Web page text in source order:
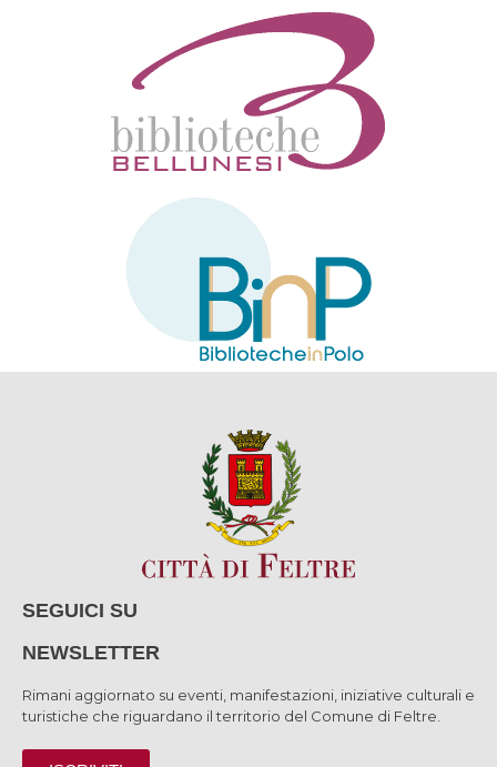
SEGUICI SU
NEWSLETTER
Rimani aggiornato su eventi, manifestazioni, iniziative culturali e
turistiche che riguardano il territorio del Comune di Feltre.